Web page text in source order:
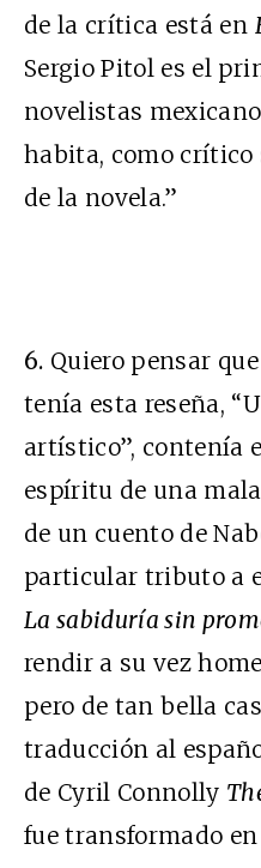
de la crítica está en
Sergio Pitol es el
novelistas
habita, como crítico
de la novela.”
6. Quiero pensar
tenía esta reseña,
artístico”, contenía
espíritu de una
de un cuento de
particular tributo a
La sabiduría sin
rendir a su vez
pero de tan bella
traducción al
de Cyril Connolly
fue transformado en